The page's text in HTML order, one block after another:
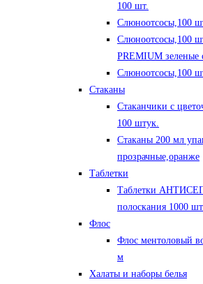
100 шт.
Слюноотсосы,100
Слюноотсосы,100
PREMIUM зеленые
Слюноотсосы,100
Стаканы
Стаканчики с
100 штук.
Стаканы 200 мл
прозрачные,оранже
Таблетки
Таблетки
полоскания 1000
Флос
Флос ментоловый
м
Халаты и наборы белья